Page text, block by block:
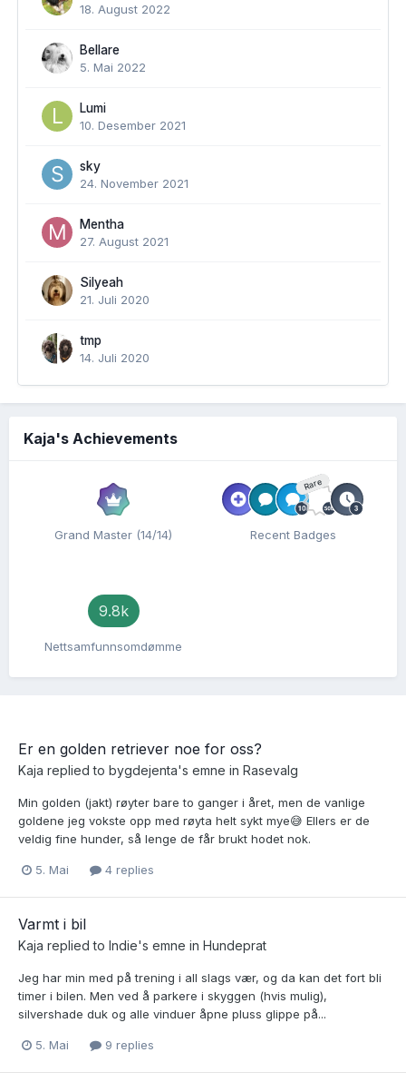
18. August 2022
Bellare
5. Mai 2022
Lumi
10. Desember 2021
sky
24. November 2021
Mentha
27. August 2021
Silyeah
21. Juli 2020
tmp
14. Juli 2020
Kaja's Achievements
Grand Master (14/14)
Rare
Recent Badges
9.8k
Nettsamfunnsomdømme
Er en golden retriever noe for oss?
Kaja replied to bygdejenta's emne in Rasevalg
Min golden (jakt) røyter bare to ganger i året, men de vanlige
goldene jeg vokste opp med røyta helt sykt mye😅 Ellers er de
veldig fine hunder, så lenge de får brukt hodet nok.
5. Mai 4 replies
Varmt i bil
Kaja replied to Indie's emne in Hundeprat
Jeg har min med på trening i all slags vær, og da kan det fort bli
timer i bilen. Men ved å parkere i skyggen (hvis mulig),
silvershade duk og alle vinduer åpne pluss glippe på...
5. Mai 9 replies